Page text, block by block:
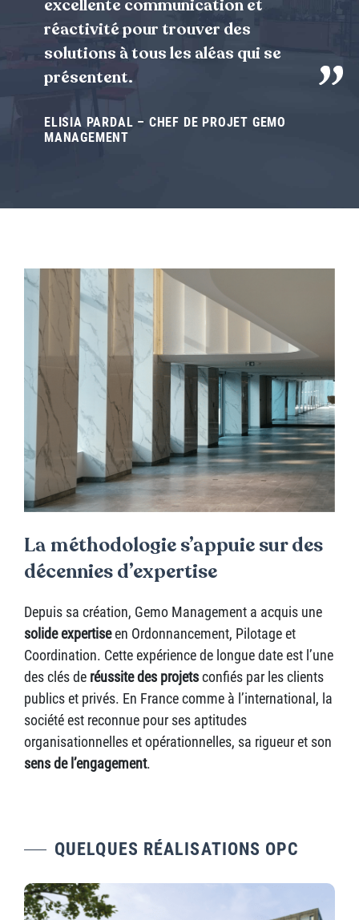
excellente communication et
réactivité pour trouver des
solutions à tous les aléas qui se
présentent.
ELISIA PARDAL – CHEF DE PROJET GEMO
MANAGEMENT
La méthodologie s’appuie sur des
décennies d’expertise
Depuis sa création, Gemo Management a acquis une
solide expertiseen Ordonnancement, Pilotage et
Coordination. Cette expérience de longue date est l’une
des clés de réussite des projetsconfiés par les clients
publics et privés. En France comme à l’international, la
société est reconnue pour ses aptitudes
organisationnelles et opérationnelles, sa rigueur et son
sens de l’engagement.
QUELQUES RÉALISATIONS OPC